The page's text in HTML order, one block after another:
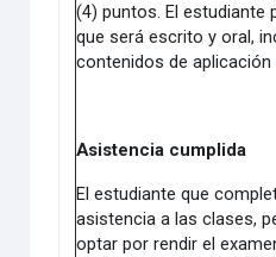
(4) puntos. El estudiante
que será escrito y oral,
contenidos de
Asistencia cumplida
El estudiante que
asistencia a las clases,
optar por rendir el